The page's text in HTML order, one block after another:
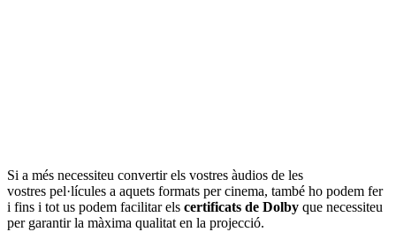
Si a més necessiteu convertir els vostres àudios de les
vostres pel·lícules a aquets formats per cinema, també ho podem fer
i fins i tot us podem facilitar els certificats de Dolby que necessiteu
per garantir la màxima qualitat en la projecció.